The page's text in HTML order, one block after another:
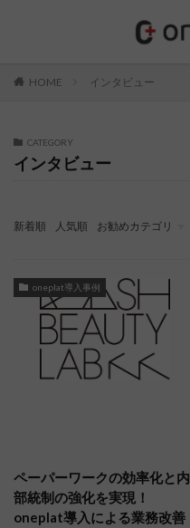
HOME インタビュー
CATEGORY
インタビュー
新着順 人気順 お勧めカテゴリ
oneplat導入事例
ペーパーワークの効率化と内
部統制の強化を実現！
oneplat導入による業務改善